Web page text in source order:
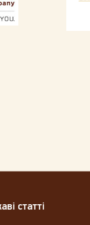
статті